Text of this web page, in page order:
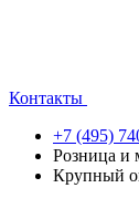
Контакты
+7 (495)
Розница и
Крупный